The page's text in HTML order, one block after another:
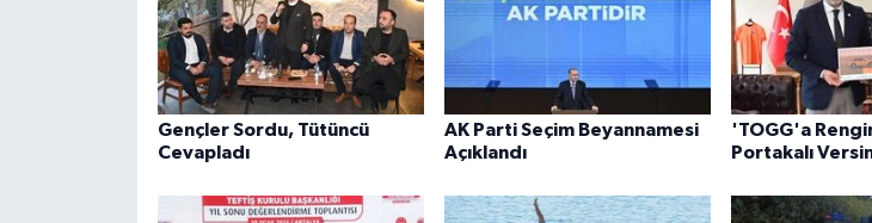
Gençler Sordu, Tütüncü
Cevapladı
AK Parti Seçim Beyannamesi
Açıklandı
'TOGG'a
Portakalı